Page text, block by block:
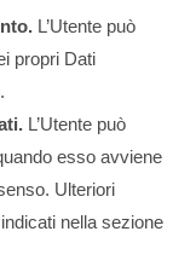
L’Utente può
propri Dati
L’Utente può
esso avviene
Ulteriori
nella sezione